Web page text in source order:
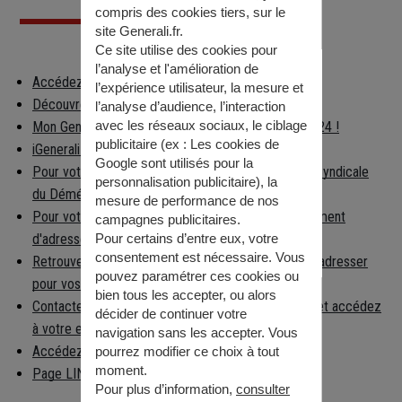
Accédez à votre espace client
Découvrez les applications Generali
Mon Generali : en relation avec votre assureur 24h/24 !
iGenerali : votre épargne dans votre poche !
Pour votre déménagement, consultez la Chambre Syndicale
du Déménagement
Pour votre déménagement, déclarez votre changement
d'adresse
Retrouvez facilement la préfecture à laquelle vous adresser
pour vos démarches
Contactez la caisse nationale d'Assurance Maladie et accédez
à votre espace per…
Accédez aux informations règlementaires
Page LINKEDIN
compris des cookies tiers, sur le
site Generali.fr.
Ce site utilise des cookies pour
l’analyse et l'amélioration de
l’expérience utilisateur, la mesure et
l’analyse d’audience, l’interaction
avec les réseaux sociaux, le ciblage
publicitaire (ex : Les cookies de
Google sont utilisés pour la
personnalisation publicitaire), la
mesure de performance de nos
campagnes publicitaires.
Pour certains d’entre eux, votre
consentement est nécessaire. Vous
pouvez paramétrer ces cookies ou
bien tous les accepter, ou alors
décider de continuer votre
navigation sans les accepter. Vous
pourrez modifier ce choix à tout
moment.
Pour plus d’information, consulter